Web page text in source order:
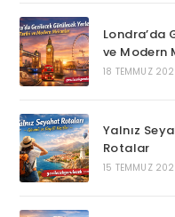
Londra’da
ve Modern
18 TEMMUZ
Yalnız
Rotalar
15 TEMMUZ